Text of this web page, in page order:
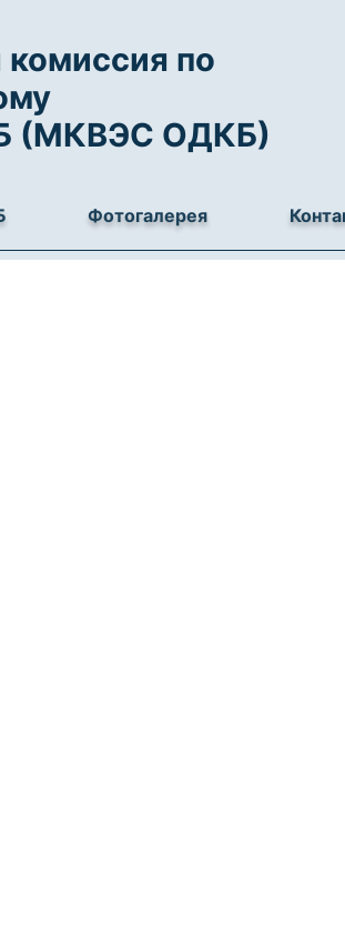
по
(МКВЭС ОДКБ)
Фотогалерея